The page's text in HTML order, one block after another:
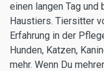
einen langen Tag und
Haustiers. Tiersitter
Erfahrung in der
Hunden, Katzen,
mehr. Wenn Du